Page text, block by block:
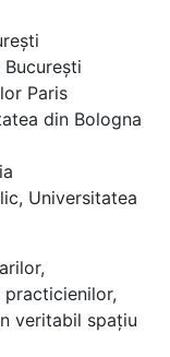
Paris
din Bologna
Universitatea
veritabil spațiu